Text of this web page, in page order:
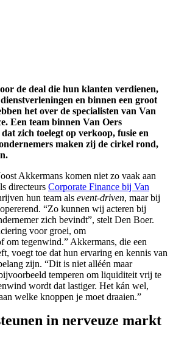
de deal die hun klanten verdienen,
en binnen een groot
het over de specialisten van Van
Een team binnen Van Oers
zich toelegt op verkoop, fusie en
maken zij de cirkel rond,
Akkermans komen niet zo vaak aan
directeurs Corporate Finance bij Van
hun team als event-driven, maar bij
“Zo kunnen wij acteren bij
zich bevindt”, stelt Den Boer.
voor groei, om
om tegenwind.” Akkermans, die een
voegt toe dat hun ervaring en kennis van
zijn. “Dit is niet alléén maar
temperen om liquiditeit vrij te
wordt dat lastiger. Het kán wel,
welke knoppen je moet draaien.”
in nerveuze markt